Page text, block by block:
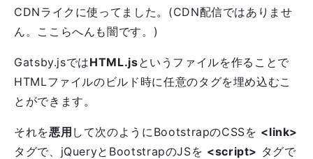
CDNライクに使ってました。(CDN配信ではありませ
ん。ここらへんも闇です。)
Gatsby.jsではHTML.jsというファイルを作ることで
HTMLファイルのビルド時に任意のタグを埋め込むこ
とができます。
それを悪用 して次のようにBootstrapのCSSを <link>
タグで、jQueryとBootstrapのJSを <script> タグで